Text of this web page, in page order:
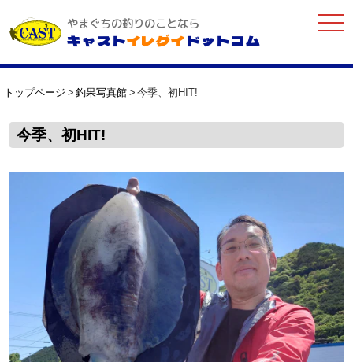
やまぐちの釣りのことなら
キャストイレグイドットコム
トップページ 釣果写真館 今季、初HIT!
今季、初HIT!